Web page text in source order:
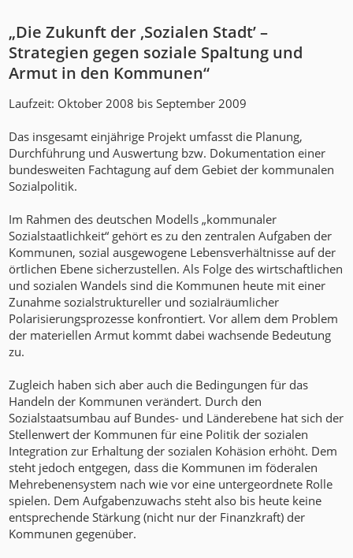
„Die Zukunft der ‚Sozialen Stadt’ –
Strategien gegen soziale Spaltung und
Armut in den Kommunen“
Laufzeit: Oktober 2008 bis September 2009
Das insgesamt einjährige Projekt umfasst die Planung,
Durchführung und Auswertung bzw. Dokumentation einer
bundesweiten Fachtagung auf dem Gebiet der kommunalen
Sozialpolitik.
Im Rahmen des deutschen Modells „kommunaler
Sozialstaatlichkeit“ gehört es zu den zentralen Aufgaben der
Kommunen, sozial ausgewogene Lebensverhältnisse auf der
örtlichen Ebene sicherzustellen. Als Folge des wirtschaftlichen
und sozialen Wandels sind die Kommunen heute mit einer
Zunahme sozialstruktureller und sozialräumlicher
Polarisierungsprozesse konfrontiert. Vor allem dem Problem
der materiellen Armut kommt dabei wachsende Bedeutung
zu.
Zugleich haben sich aber auch die Bedingungen für das
Handeln der Kommunen verändert. Durch den
Sozialstaatsumbau auf Bundes- und Länderebene hat sich der
Stellenwert der Kommunen für eine Politik der sozialen
Integration zur Erhaltung der sozialen Kohäsion erhöht. Dem
steht jedoch entgegen, dass die Kommunen im föderalen
Mehrebenensystem nach wie vor eine untergeordnete Rolle
spielen. Dem Aufgabenzuwachs steht also bis heute keine
entsprechende Stärkung (nicht nur der Finanzkraft) der
Kommunen gegenüber.